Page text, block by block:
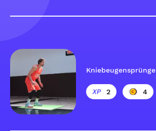
Kniebeugensprünge
2 4